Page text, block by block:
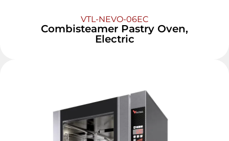
VTL-NEVO-06EC
Combisteamer Pastry Oven,
Electric